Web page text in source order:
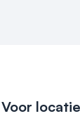
Voor